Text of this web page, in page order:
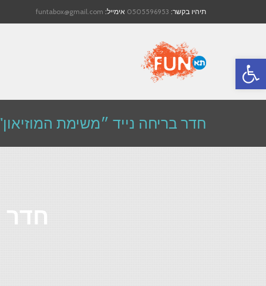
תיהיו בקשר: 0505596953 אימייל: funtabox@gmail.com
חדר בריחה נייד ״משימת
חדר
פתח סרגל נגישות